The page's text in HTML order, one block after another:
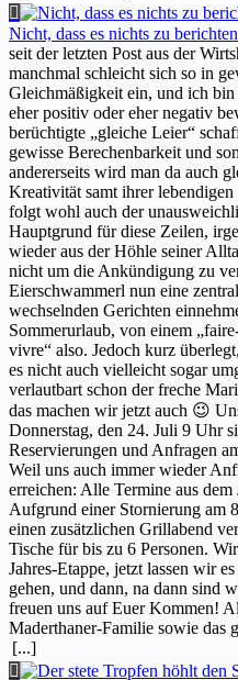
Nicht, dass es nichts zu
seit der letzten Post aus der
manchmal schleicht sich so in
Gleichmäßigkeit ein, und ich
eher positiv oder eher negativ
berüchtigte „gleiche Leier“
gewisse Berechenbarkeit und
andererseits wird man da auch
Kreativität samt ihrer
folgt wohl auch der
Hauptgrund für diese Zeilen,
wieder aus der Höhle seiner
nicht um die Ankündigung zu
Eierschwammerl nun eine
wechselnden Gerichten
Sommerurlaub, von einem
vivre“ also. Jedoch kurz
es nicht auch vielleicht sogar
verlautbart schon der freche
das machen wir jetzt auch 😉
Donnerstag, den 24. Juli 9 Uhr
Reservierungen und Anfragen
Weil uns auch immer wieder
erreichen: Alle Termine aus
Aufgrund einer Stornierung am
einen zusätzlichen Grillabend
Tische für bis zu 6 Personen.
Jahres-Etappe, jetzt lassen wir
gehen, und dann, na dann sind
freuen uns auf Euer Kommen!
Maderthaner-Familie sowie das
[...]